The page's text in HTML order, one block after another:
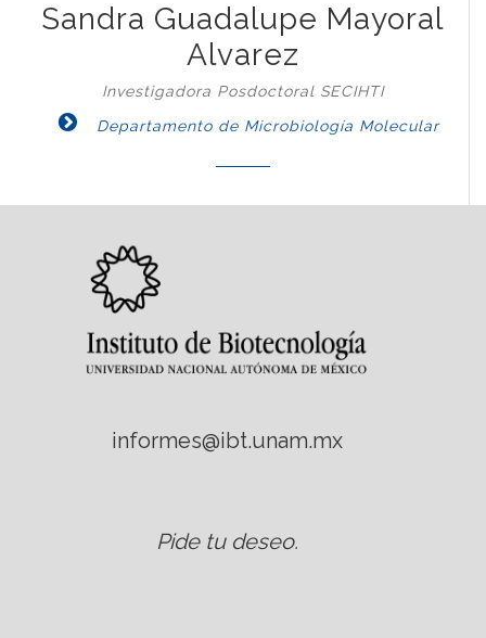
Sandra Guadalupe Mayoral
Alvarez
Investigadora Posdoctoral SECIHTI
Departamento de Microbiología Molecular
informes@ibt.unam.mx
Pide tu deseo.